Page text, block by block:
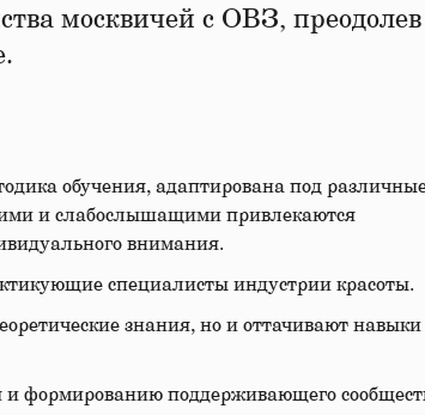
москвичей с ОВЗ, преодолев
обучения, адаптирована под
и слабослышащими привлекаются
внимания.
специалисты индустрии красоты.
знания, но и оттачивают навыки
формированию поддерживающего